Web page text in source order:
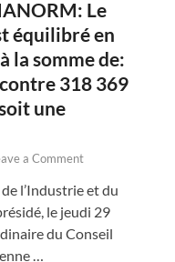
Le
équilibré en
la somme de:
318 369
une
a Comment
l’Industrie et du
le jeudi 29
du Conseil
…